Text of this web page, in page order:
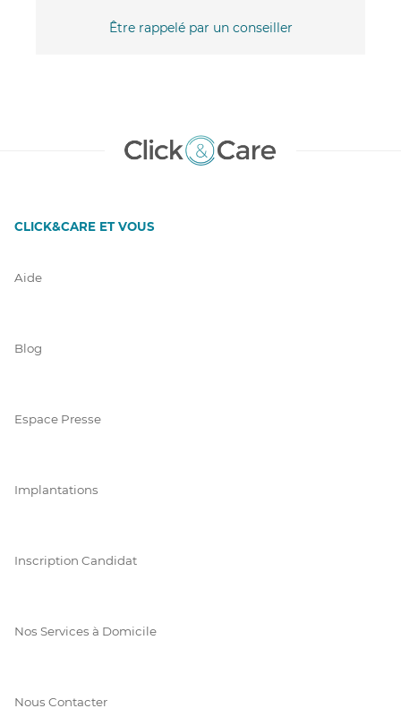
Être rappelé par un conseiller
CLICK&CARE ET VOUS
Aide
Blog
Espace Presse
Implantations
Inscription Candidat
Nos Services à Domicile
Nous Contacter